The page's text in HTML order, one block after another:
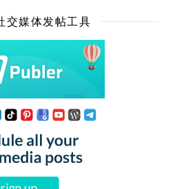
交媒体发帖工具